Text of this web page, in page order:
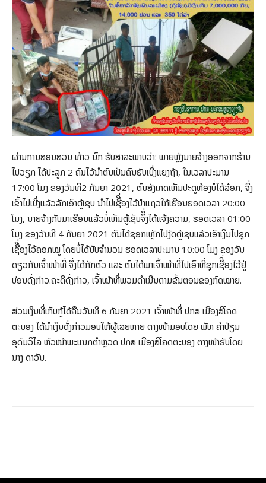
ຜ່ານການສອນສວນ ທ້າວ ນົກ ຮັບສາລະພາບວ່າ: ພາຍຫຼັງນາຍຈ້າງອອກຈາກຮ້ານ
ໄປວຽກ ໄດ້ປະລູກ 2 ຄົນໄວ້ນໍາຕົນເປັນຄົນຮັບເບີ່ງແຍງຖ້າ, ໃນເວລາປະມານ
17:00 ໂມງ ຂອງວັນທີ2 ກັນຍາ 2021, ຕົນສັງເກດເຫັນປະຕູຫ້ອງບໍ່ໄດ້ລ໋ອກ, ຈຶ່ງ
ເຂົ້າໄປເບີ່ງແລ້ວລັກເອົາຕູ້ເຊບ ນໍາໄປເຊືີ່ອງໄວ້ປ່າແຖວໃກ້ເຮືອນຮອດເວລາ 20:00
ໂມງ, ນາຍຈ້າງກັບມາເຮືອນແລ້ວບໍ່ເຫັນຕູ້ເຊັບຈິີ່ງໄດ້ແຈ້ງຄວາມ, ຮອດເວລາ 01:00
ໂມງ ຂອງວັນທີ 4 ກັນຍາ 2021 ຕົນໄດ້ຊອກເຫຼັກໄປງັດຕູ້ເຊບແລ້ວເອົາເງິນໄປຊຸກ
ເຊືີ່ອງໄວ້ຄອກໝູ ໂດຍບໍ່ໄດ້ນັບຈຳນວນ ຮອດເວລາປະມານ 10:00 ໂມງ ຂອງວັນ
ດຽວກັນເຈົ້າໜ້າທີ່ ຈຶ່ງໄດ້ກັກຕົວ ແລະ ຕົນໄດ້ພາເຈົ້າໜ້າທີ່ໄປເອົາທີ່ຊຸກເຊືີ່ອງໄວ້ຢູ່
ບ່ອນດັ່ງກ່າວ.ຄະດີດັ່ງກ່າວ, ເຈົ້າໜ້າທີ່ພວມດຳເນີນຕາມຂັ້ນຕອນຂອງກົດໝາຍ.
ສ່ວນເງິນທີ່ເກັບກູ້ໄດ້ຄືນວັນທີ 6 ກັນຍາ 2021 ເຈົ້າໜ້າທີ່ ປກສ ເມືອງສີໂຄດ
ຕະບອງ ໄດ້ນຳເງິນດັ່ງກ່າວມອບໃຫ້ຜູ້ເສຍຫາຍ ຕາງໜ້າມອບໂດຍ ພັທ ຄຳປ່ຽນ
ອຸດົມວິໄລ ຫົວໜ້າພະແນກຕຳຫຼວດ ປກສ ເມືອງສີໂຄດຕະບອງ ຕາງໜ້າຮັບໂດຍ
ນາງ ດາວັນ.